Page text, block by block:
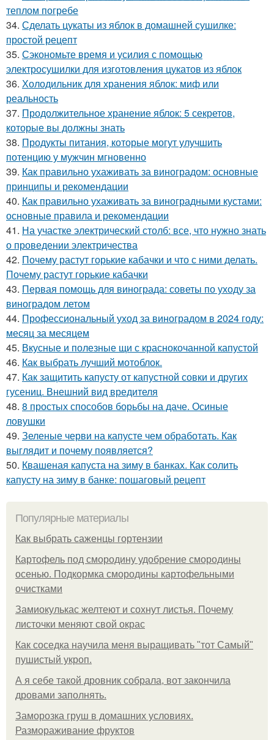
теплом погребе
34. Сделать цукаты из яблок в домашней сушилке:
простой рецепт
35. Сэкономьте время и усилия с помощью
электросушилки для изготовления цукатов из яблок
36. Холодильник для хранения яблок: миф или
реальность
37. Продолжительное хранение яблок: 5 секретов,
которые вы должны знать
38. Продукты питания, которые могут улучшить
потенцию у мужчин мгновенно
39. Как правильно ухаживать за виноградом: основные
принципы и рекомендации
40. Как правильно ухаживать за виноградными кустами:
основные правила и рекомендации
41. На участке электрический столб: все, что нужно знать
о проведении электричества
42. Почему растут горькие кабачки и что с ними делать.
Почему растут горькие кабачки
43. Первая помощь для винограда: советы по уходу за
виноградом летом
44. Профессиональный уход за виноградом в 2024 году:
месяц за месяцем
45. Вкусные и полезные щи с краснокочанной капустой
46. Как выбрать лучший мотоблок.
47. Как защитить капусту от капустной совки и других
гусениц. Внешний вид вредителя
48. 8 простых способов борьбы на даче. Осиные
ловушки
49. Зеленые черви на капусте чем обработать. Как
выглядит и почему появляется?
50. Квашеная капуста на зиму в банках. Как солить
капусту на зиму в банке: пошаговый рецепт
Популярные материалы
Как выбрать саженцы гортензии
Картофель под смородину удобрение смородины
осенью. Подкормка смородины картофельными
очистками
Замиокулькас желтеют и сохнут листья. Почему
листочки меняют свой окрас
Как соседка научила меня выращивать "тот Самый"
пушистый укроп.
А я себе такой дровник собрала, вот закончила
дровами заполнять.
Заморозка груш в домашних условиях.
Размораживание фруктов